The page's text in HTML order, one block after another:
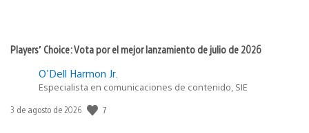
Players’ Choice: Vota por el mejor lanzamiento de julio de 2026
O'Dell Harmon Jr.
Especialista en comunicaciones de contenido, SIE
Fecha
3 de agosto de 2026 7